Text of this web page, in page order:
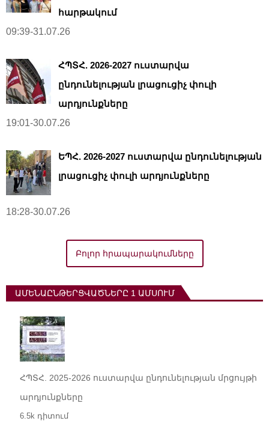
հարթակում
09:39-31.07.26
ՀՊՏՀ. 2026-2027 ուստարվա
ընդունելության լրացուցիչ փուլի
արդյունքները
19:01-30.07.26
ԵՊՀ. 2026-2027 ուստարվա ընդունելության
լրացուցիչ փուլի արդյունքները
18:28-30.07.26
Բոլոր հրապարակումները
ԱՄԵՆԱԸՆԹԵՐՑՎԱԾՆԵՐԸ 1 ԱՄՍՈՒՄ
ՀՊՏՀ. 2025-2026 ուստարվա ընդունելության մրցույթի
արդյունքները
6.5k դիտում